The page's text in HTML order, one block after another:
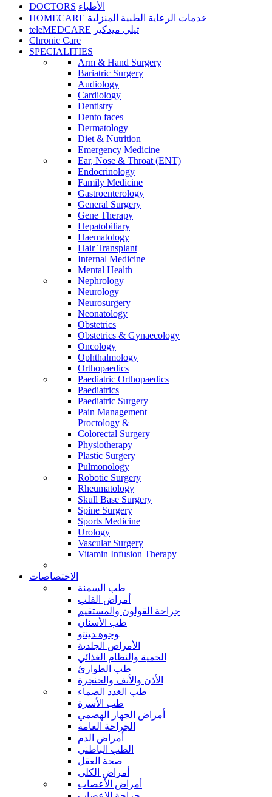
DOCTORS الأطباء
HOMECARE خدمات الرعاية الطبية المنزلية
teleMEDCARE تيلي ميدكير
Chronic Care
SPECIALITIES
Arm & Hand Surgery
Bariatric Surgery
Audiology
Cardiology
Dentistry
Dento faces
Dermatology
Diet & Nutrition
Emergency Medicine
Ear, Nose & Throat (ENT)
Endocrinology
Family Medicine
Gastroenterology
General Surgery
Gene Therapy
Hepatobiliary
Haematology
Hair Transplant
Internal Medicine
Mental Health
Nephrology
Neurology
Neurosurgery
Neonatology
Obstetrics
Obstetrics & Gynaecology
Oncology
Ophthalmology
Orthopaedics
Paediatric Orthopaedics
Paediatrics
Paediatric Surgery
Pain Management
Proctology &
Colorectal Surgery
Physiotherapy
Plastic Surgery
Pulmonology
Robotic Surgery
Rheumatology
Skull Base Surgery
Spine Surgery
Sports Medicine
Urology
Vascular Surgery
Vitamin Infusion Therapy
الاختصاصات
طب السمنة
أمراض القلب
جراحة القولون والمستقيم
طب الأسنان
ﻮﺟﻮﻫ ﺪﻴﻨﺗﻭ
الأمراض الجلدية
الحمية والنظام الغذائي
طب الطوارئ
الأذن والأنف والحنجرة
طب الغدد الصماء
طب الأسرة
أمراض الجهاز الهضمي
الجراحة العامة
أمراض الدم
الطب الباطني
صحة العقل
أمراض الكلى
أمراض الأعصاب